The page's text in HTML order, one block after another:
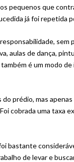
pequenos que
já foi repetida
sem
aulas de dança,
é um modo de
prédio, mas apenas
cobrada uma taxa
bastante
de levar e